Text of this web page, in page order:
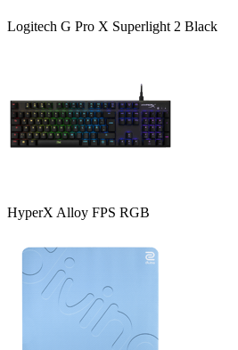
Logitech G Pro X Superlight 2 Black
HyperX Alloy FPS RGB